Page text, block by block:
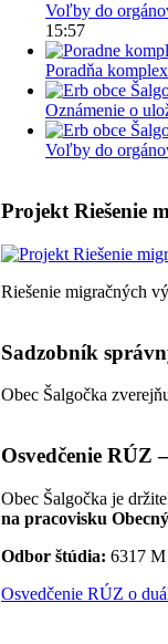
Voľby do
15:57
Poradňa
Oznámenie o
Voľby do
Projekt Riešenie
Riešenie migračných
Sadzobník
Obec Šalgočka
Osvedčenie RÚZ
Obec Šalgočka je
na pracovisku
Odbor štúdia: 6317 M
Osvedčenie RÚZ o